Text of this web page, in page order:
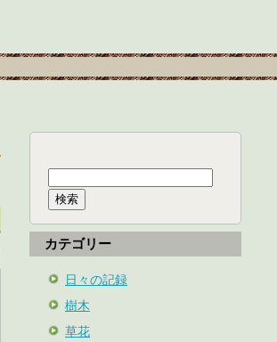
カテゴリー
日々の記録
樹木
草花